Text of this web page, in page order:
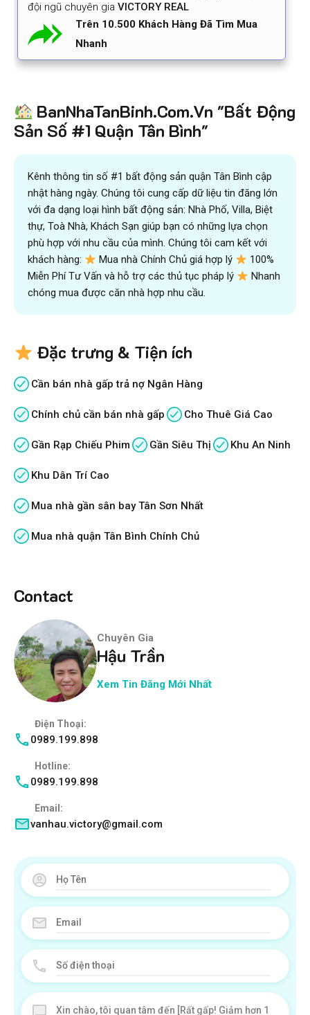
đội ngũ chuyên gia VICTORY REAL
Trên 10.500 Khách Hàng Đã Tìm Mua
Nhanh
BanNhaTanBinh.Com.Vn "Bất Động
Sản Số #1 Quận Tân Bình"
Kênh thông tin số #1 bất động sản quận Tân Bình cập
nhật hàng ngày. Chúng tôi cung cấp dữ liệu tin đăng lớn
với đa dạng loại hình bất động sản: Nhà Phố, Villa, Biệt
thự, Toà Nhà, Khách Sạn giúp bạn có những lựa chọn
phù hợp với nhu cầu của mình. Chúng tôi cam kết với
khách hàng:
Mua nhà Chính Chủ giá hợp lý
100%
Miễn Phí Tư Vấn và hỗ trợ các thủ tục pháp lý
Nhanh
chóng mua được căn nhà hợp nhu cầu.
Đặc trưng & Tiện ích
Cần bán nhà gấp trả nợ Ngân Hàng
Chính chủ cần bán nhà gấp Cho Thuê Giá Cao
Gần Rạp Chiếu Phim Gần Siêu Thị Khu An Ninh
Khu Dân Trí Cao
Mua nhà gần sân bay Tân Sơn Nhất
Mua nhà quận Tân Bình Chính Chủ
Contact
Chuyên Gia
Hậu Trần
Xem Tin Đăng Mới Nhất
Điện Thoại:
0989.199.898
Hotline:
0989.199.898
Email:
vanhau.victory@gmail.com